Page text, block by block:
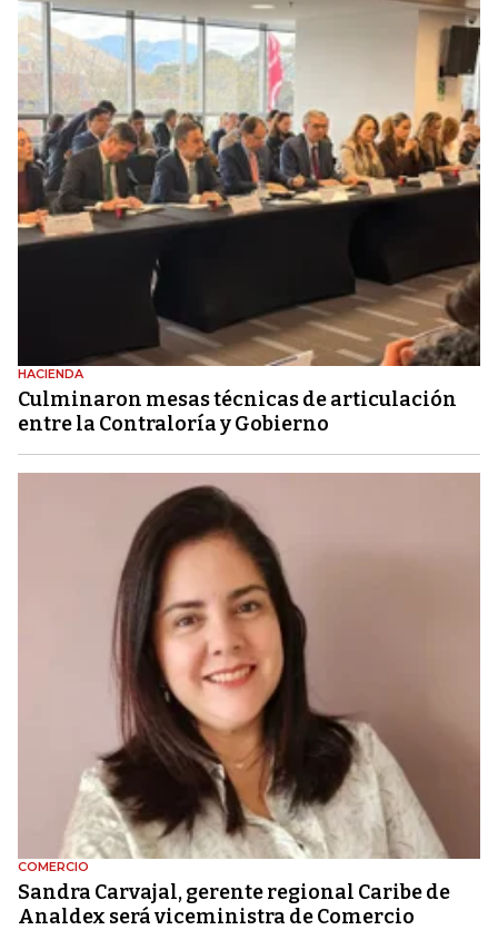
HACIENDA
Culminaron mesas técnicas de articulación
entre la Contraloría y Gobierno
COMERCIO
Sandra Carvajal, gerente regional Caribe de
Analdex será viceministra de Comercio